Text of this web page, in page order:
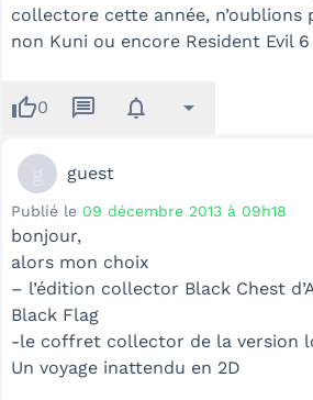
collectore cette année, n’oublions
non Kuni ou encore Resident Evil
thumb_up0 message notifications arrow_drop_down
guest
Publié le 09 décembre 2013 à 09h18
bonjour,
alors mon choix
– l’édition collector Black Chest
Black Flag
-le coffret collector de la version
Un voyage inattendu en 2D